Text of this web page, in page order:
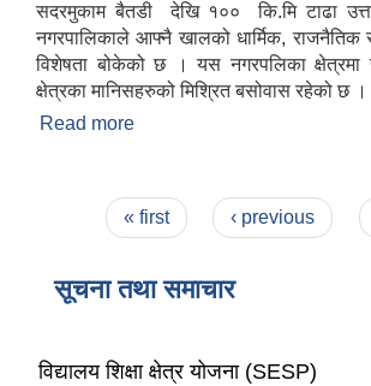
सदरमुकाम बैतडी देखि १०० कि.मि टाढा
नगरपालिकाले आफ्नै खालको धार्मिक, राजनैतिक
विशेषता बोकेको छ । यस नगरपलिका क्षेत्रमा
क्षेत्रका मानिसहरुको मिश्रित बसोवास रहेको छ ।
Read more
Pages« first ‹ previous
सूचना तथा समाचार
विद्यालय शिक्षा क्षेत्र योजना (SESP)